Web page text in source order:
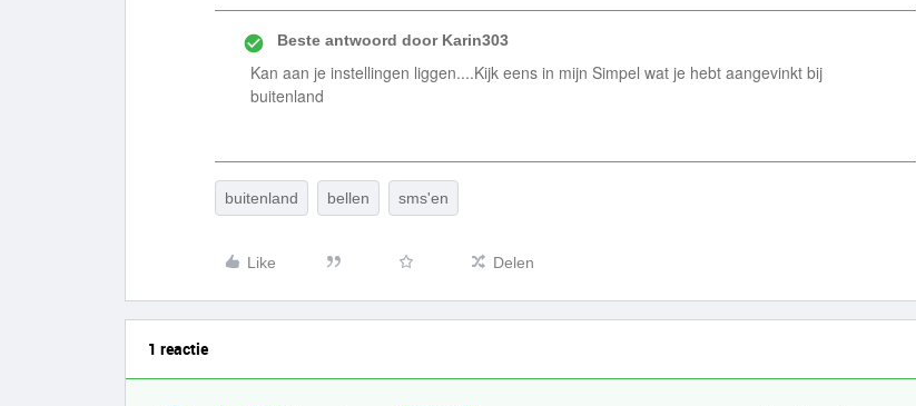
Beste antwoord doorKarin303
Kan aan je instellingen liggen....Kijk eens in mijn Simpel wat je hebt aangevinkt bij
buitenland
buitenland bellen sms'en
Like Delen
1 reactie